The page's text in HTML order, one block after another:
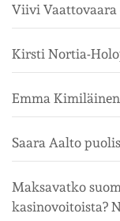
Viivi
Kirsti Nortia-
Emma
Saara Aalto
Maksavatko
kasinovoitoista?